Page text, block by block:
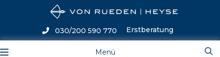
Menü
030/200 590 770 Erstberatung